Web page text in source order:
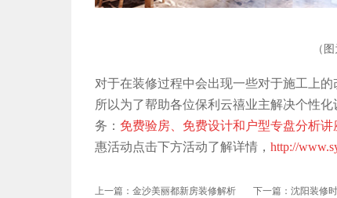
（
对于在装修过程中会出现一些对于施工上
所以为了帮助各位保利云禧业主解决个性
务： 免费验房、免费设计和户型专盘分析
惠活动点击下方活动了解详情， http://
上一篇：金沙美丽都新房装修解析 下一篇：沈阳装修